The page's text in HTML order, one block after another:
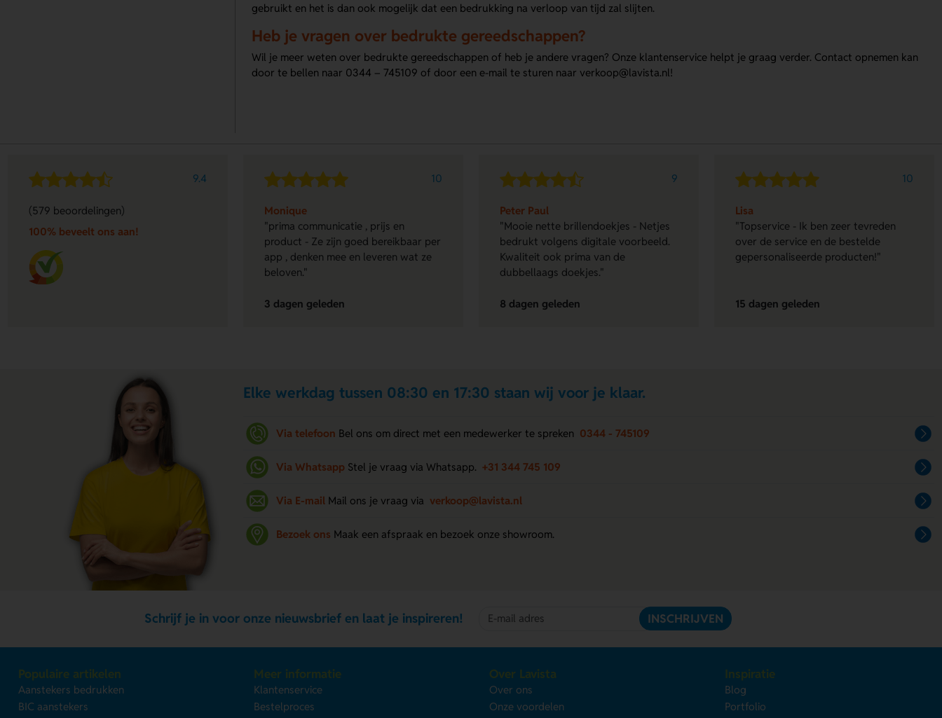
gebruikt en het is dan ook mogelijk dat een bedrukking na verloop van tijd zal slijten.
Heb je vragen over bedrukte gereedschappen?
Wil je meer weten over bedrukte gereedschappen of heb je andere vragen? Onze klantenservice helpt je graag verder. Contact opnemen kan
door te bellen naar 0344 – 745109 of door een e-mail te sturen naar verkoop@lavista.nl!
9.4
(579 beoordelingen)
100% beveelt ons aan!
10
Monique
"prima communicatie , prijs en
product - Ze zijn goed bereikbaar per
app , denken mee en leveren wat ze
beloven."
3 dagen geleden
9
Peter Paul
"Mooie nette brillendoekjes - Netjes
bedrukt volgens digitale voorbeeld.
Kwaliteit ook prima van de
dubbellaags doekjes."
8 dagen geleden
10
Lisa
"Topservice - Ik ben zeer tevreden
over de service en de bestelde
gepersonaliseerde producten!"
15 dagen geleden
Elke werkdag tussen 08:30 en 17:30 staan wij voor je klaar.
Via telefoon Bel ons om direct met een medewerker te spreken 0344 - 745109
Via Whatsapp Stel je vraag via Whatsapp. +31 344 745 109
Via E-mail Mail ons je vraag via verkoop@lavista.nl
Bezoek ons Maak een afspraak en bezoek onze showroom.
Schrijf je in voor onze nieuwsbrief en laat je inspireren! INSCHRIJVEN
Populaire artikelen
Aanstekers bedrukken
BIC aanstekers
Meer informatie
Klantenservice
Bestelproces
Over Lavista
Over ons
Onze voordelen
Inspiratie
Blog
Portfolio